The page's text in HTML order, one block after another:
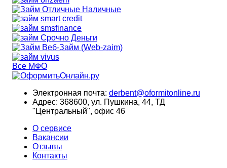
Все МФО
Электронная почта: derbent@oformitonline.ru
Адрес: 368600, ул. Пушкина, 44, ТД
"Центральный", офис 46
О сервисе
Вакансии
Отзывы
Контакты